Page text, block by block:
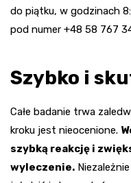
do piątku, w godzinach
pod numer +48 58 767
Szybko i
Całe badanie trwa
kroku jest nieocenione.
szybką reakcję i
wyleczenie.